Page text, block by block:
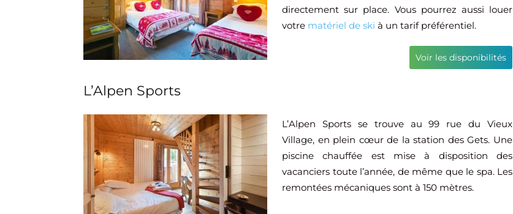
directement sur place. Vous pourrez aussi louer
votre matériel de ski à un tarif préférentiel.
Voir les disponibilités
L’Alpen Sports
L’Alpen Sports se trouve au 99 rue du Vieux
Village, en plein cœur de la station des Gets. Une
piscine chauffée est mise à disposition des
vacanciers toute l’année, de même que le spa. Les
remontées mécaniques sont à 150 mètres.